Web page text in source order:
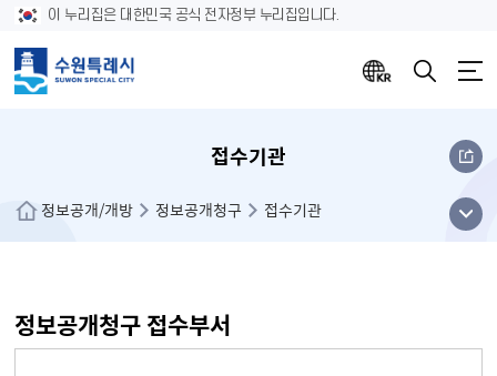
이 누리집은 대한민국 공식 전자정부 누리집입니다.
접수기관
정보공개/개방 정보공개청구 접수기관
메뉴
열기
정보공개청구 접수부서